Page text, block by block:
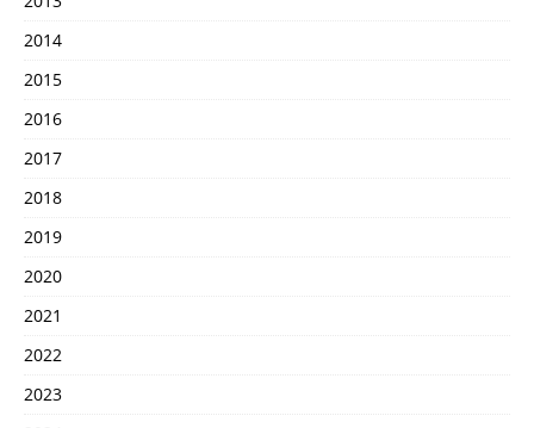
2014
2015
2016
2017
2018
2019
2020
2021
2022
2023